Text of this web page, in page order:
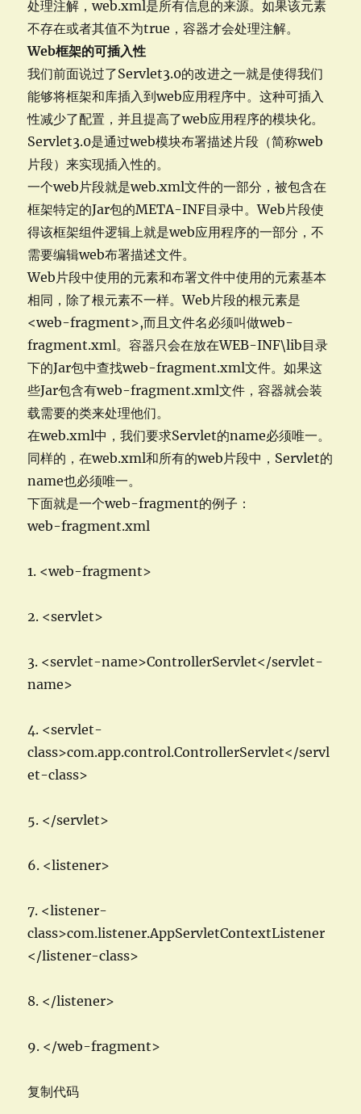
处理注解，web.xml是所有信息的来源。如果该元素
不存在或者其值不为true，容器才会处理注解。
Web框架的可插入性
我们前面说过了Servlet3.0的改进之一就是使得我们
能够将框架和库插入到web应用程序中。这种可插入
性减少了配置，并且提高了web应用程序的模块化。
Servlet3.0是通过web模块布署描述片段（简称web
片段）来实现插入性的。
一个web片段就是web.xml文件的一部分，被包含在
框架特定的Jar包的META-INF目录中。Web片段使
得该框架组件逻辑上就是web应用程序的一部分，不
需要编辑web布署描述文件。
Web片段中使用的元素和布署文件中使用的元素基本
相同，除了根元素不一样。Web片段的根元素是
<web-fragment>,而且文件名必须叫做web-
fragment.xml。容器只会在放在WEB-INF\lib目录
下的Jar包中查找web-fragment.xml文件。如果这
些Jar包含有web-fragment.xml文件，容器就会装
载需要的类来处理他们。
在web.xml中，我们要求Servlet的name必须唯一。
同样的，在web.xml和所有的web片段中，Servlet的
name也必须唯一。
下面就是一个web-fragment的例子：
web-fragment.xml
1. <web-fragment>
2. <servlet>
3. <servlet-name>ControllerServlet</servlet-
name>
4. <servlet-
class>com.app.control.ControllerServlet</servl
et-class>
5. </servlet>
6. <listener>
7. <listener-
class>com.listener.AppServletContextListener
</listener-class>
8. </listener>
9. </web-fragment>
复制代码